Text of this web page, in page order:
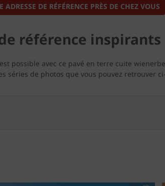
ADRESSE DE RÉFÉRENCE PRÈS DE CHEZ VOUS
référence inspirants
possible avec ce pavé en terre cuite
séries de photos que vous pouvez retrouver